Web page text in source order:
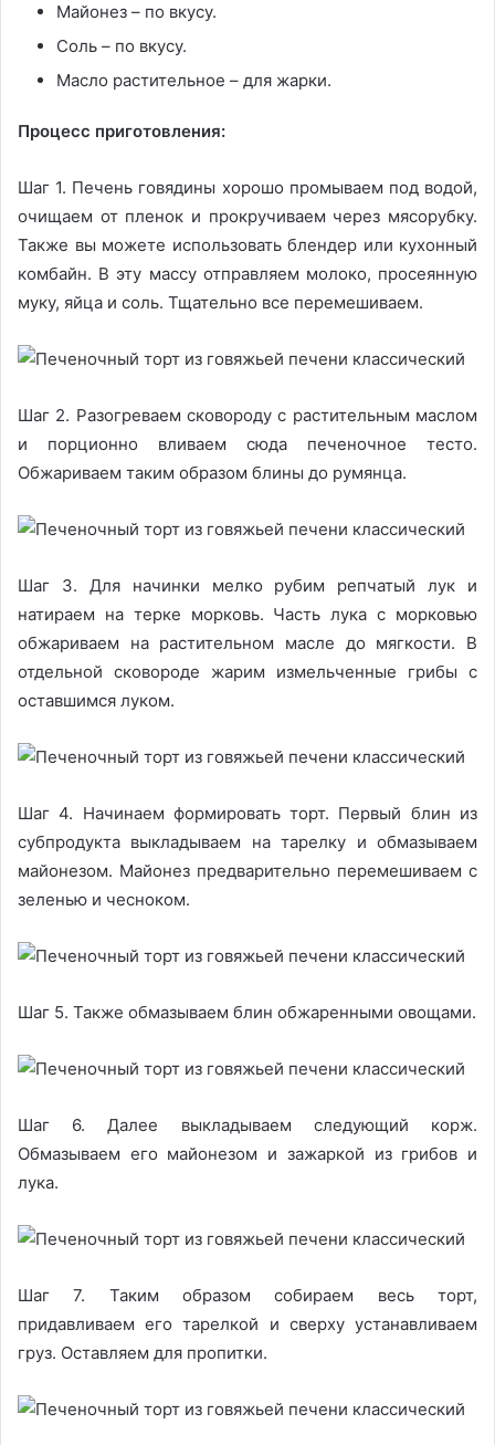
Майонез – по вкусу.
Соль – по вкусу.
Масло растительное – для жарки.
Процесс приготовления:
Шаг 1. Печень говядины хорошо промываем под водой,
очищаем от пленок и прокручиваем через мясорубку.
Также вы можете использовать блендер или кухонный
комбайн. В эту массу отправляем молоко, просеянную
муку, яйца и соль. Тщательно все перемешиваем.
Шаг 2. Разогреваем сковороду с растительным маслом
и порционно вливаем сюда печеночное тесто.
Обжариваем таким образом блины до румянца.
Шаг 3. Для начинки мелко рубим репчатый лук и
натираем на терке морковь. Часть лука с морковью
обжариваем на растительном масле до мягкости. В
отдельной сковороде жарим измельченные грибы с
оставшимся луком.
Шаг 4. Начинаем формировать торт. Первый блин из
субпродукта выкладываем на тарелку и обмазываем
майонезом. Майонез предварительно перемешиваем с
зеленью и чесноком.
Шаг 5. Также обмазываем блин обжаренными овощами.
Шаг 6. Далее выкладываем следующий корж.
Обмазываем его майонезом и зажаркой из грибов и
лука.
Шаг 7. Таким образом собираем весь торт,
придавливаем его тарелкой и сверху устанавливаем
груз. Оставляем для пропитки.